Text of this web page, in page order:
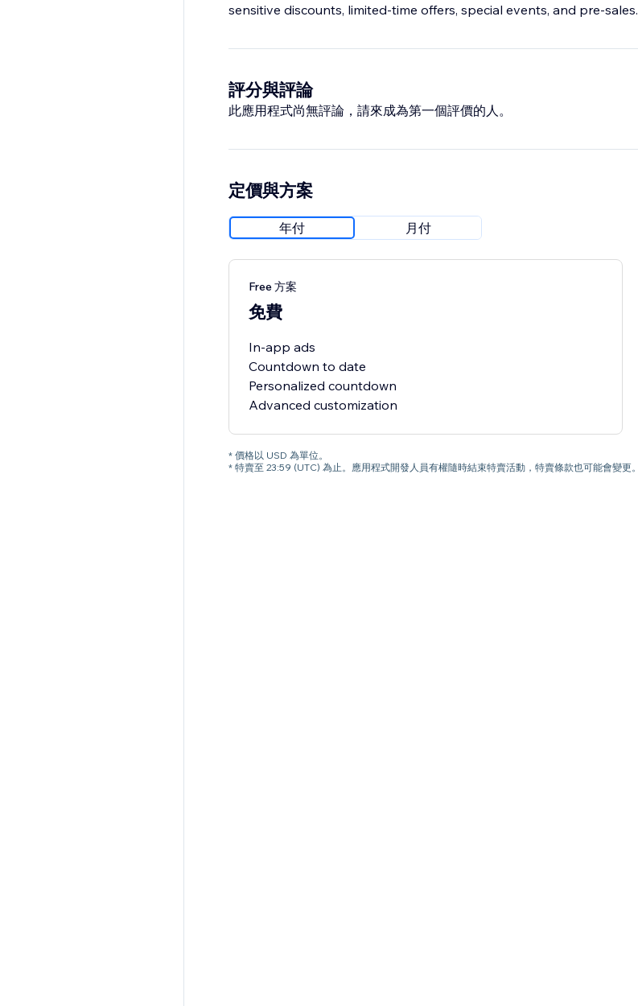
sensitive discounts, limited-time offers, special events, and pre-sales.
評分與評論
此應用程式尚無評論，請來成為第一個評價的人。
定價與方案
年付 月付
Free 方案
免費
In-app ads
Countdown to date
Personalized countdown
* 價格以 USD 為單位。
* 特賣至 23:59 (UTC) 為止。應用程式開發人員有權隨時結束特賣活動，特賣條款也可能會變更。